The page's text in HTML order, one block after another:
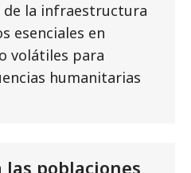
de la infraestructura
esenciales en
volátiles para
humanitarias
las poblaciones